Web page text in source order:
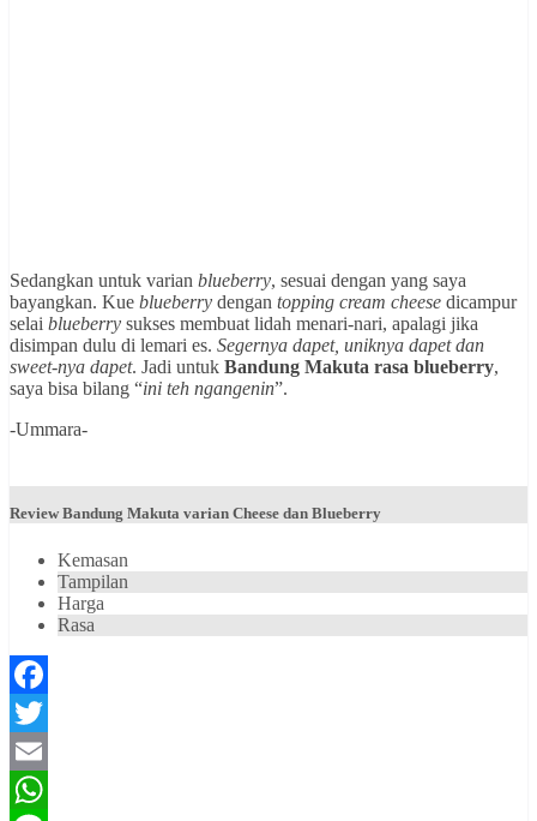
Sedangkan untuk varian blueberry, sesuai dengan yang saya
bayangkan. Kue blueberry dengan topping cream cheese dicampur
selai blueberry sukses membuat lidah menari-nari, apalagi jika
disimpan dulu di lemari es. Segernya dapet, uniknya dapet dan
sweet-nya dapet. Jadi untuk Bandung Makuta rasa blueberry,
saya bisa bilang “ini teh ngangenin”.
-Ummara-
Review Bandung Makuta varian Cheese dan Blueberry
Kemasan
Tampilan
Harga
Rasa
Facebook
Twitter
Email